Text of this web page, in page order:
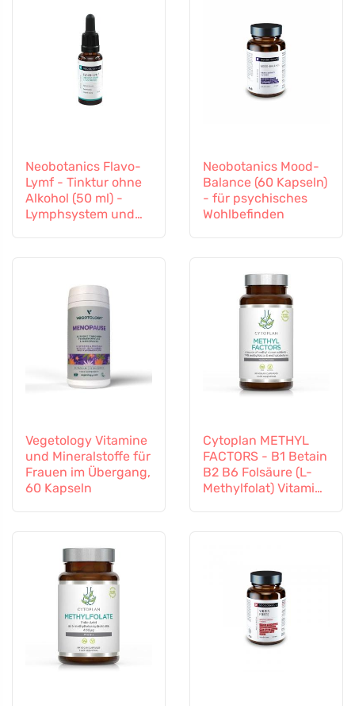
Neobotanics Flavo-
Lymf - Tinktur ohne
Alkohol (50 ml) -
Lymphsystem und
Neobotanics Mood-
Balance (60 Kapseln)
- für psychisches
Wohlbefinden
Vegetology Vitamine
und Mineralstoffe für
Frauen im Übergang,
60 Kapseln
Cytoplan METHYL
FACTORS - B1 Betain
B2 B6 Folsäure (L-
Methylfolat) Vitamin